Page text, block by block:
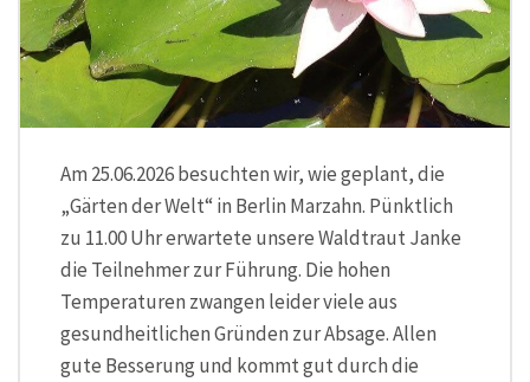
Am 25.06.2026 besuchten wir, wie geplant, die
„Gärten der Welt“ in Berlin Marzahn. Pünktlich
zu 11.00 Uhr erwartete unsere Waldtraut Janke
die Teilnehmer zur Führung. Die hohen
Temperaturen zwangen leider viele aus
gesundheitlichen Gründen zur Absage. Allen
gute Besserung und kommt gut durch die